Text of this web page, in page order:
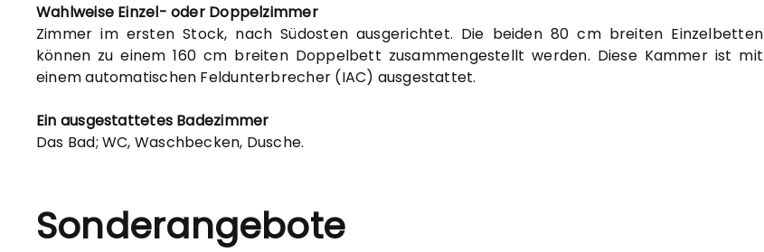
Wahlweise Einzel- oder Doppelzimmer
Zimmer im ersten Stock, nach Südosten ausgerichtet. Die beiden 80 cm breiten Einzelbetten
können zu einem 160 cm breiten Doppelbett zusammengestellt werden. Diese Kammer ist mit
einem automatischen Feldunterbrecher (IAC) ausgestattet.
Ein ausgestattetes Badezimmer
Das Bad; WC, Waschbecken, Dusche.
Sonderangebote